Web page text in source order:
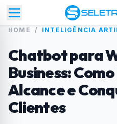
HOME / INTELIGÊNCIA
Chatbot para
Business:
Alcance e
Clientes